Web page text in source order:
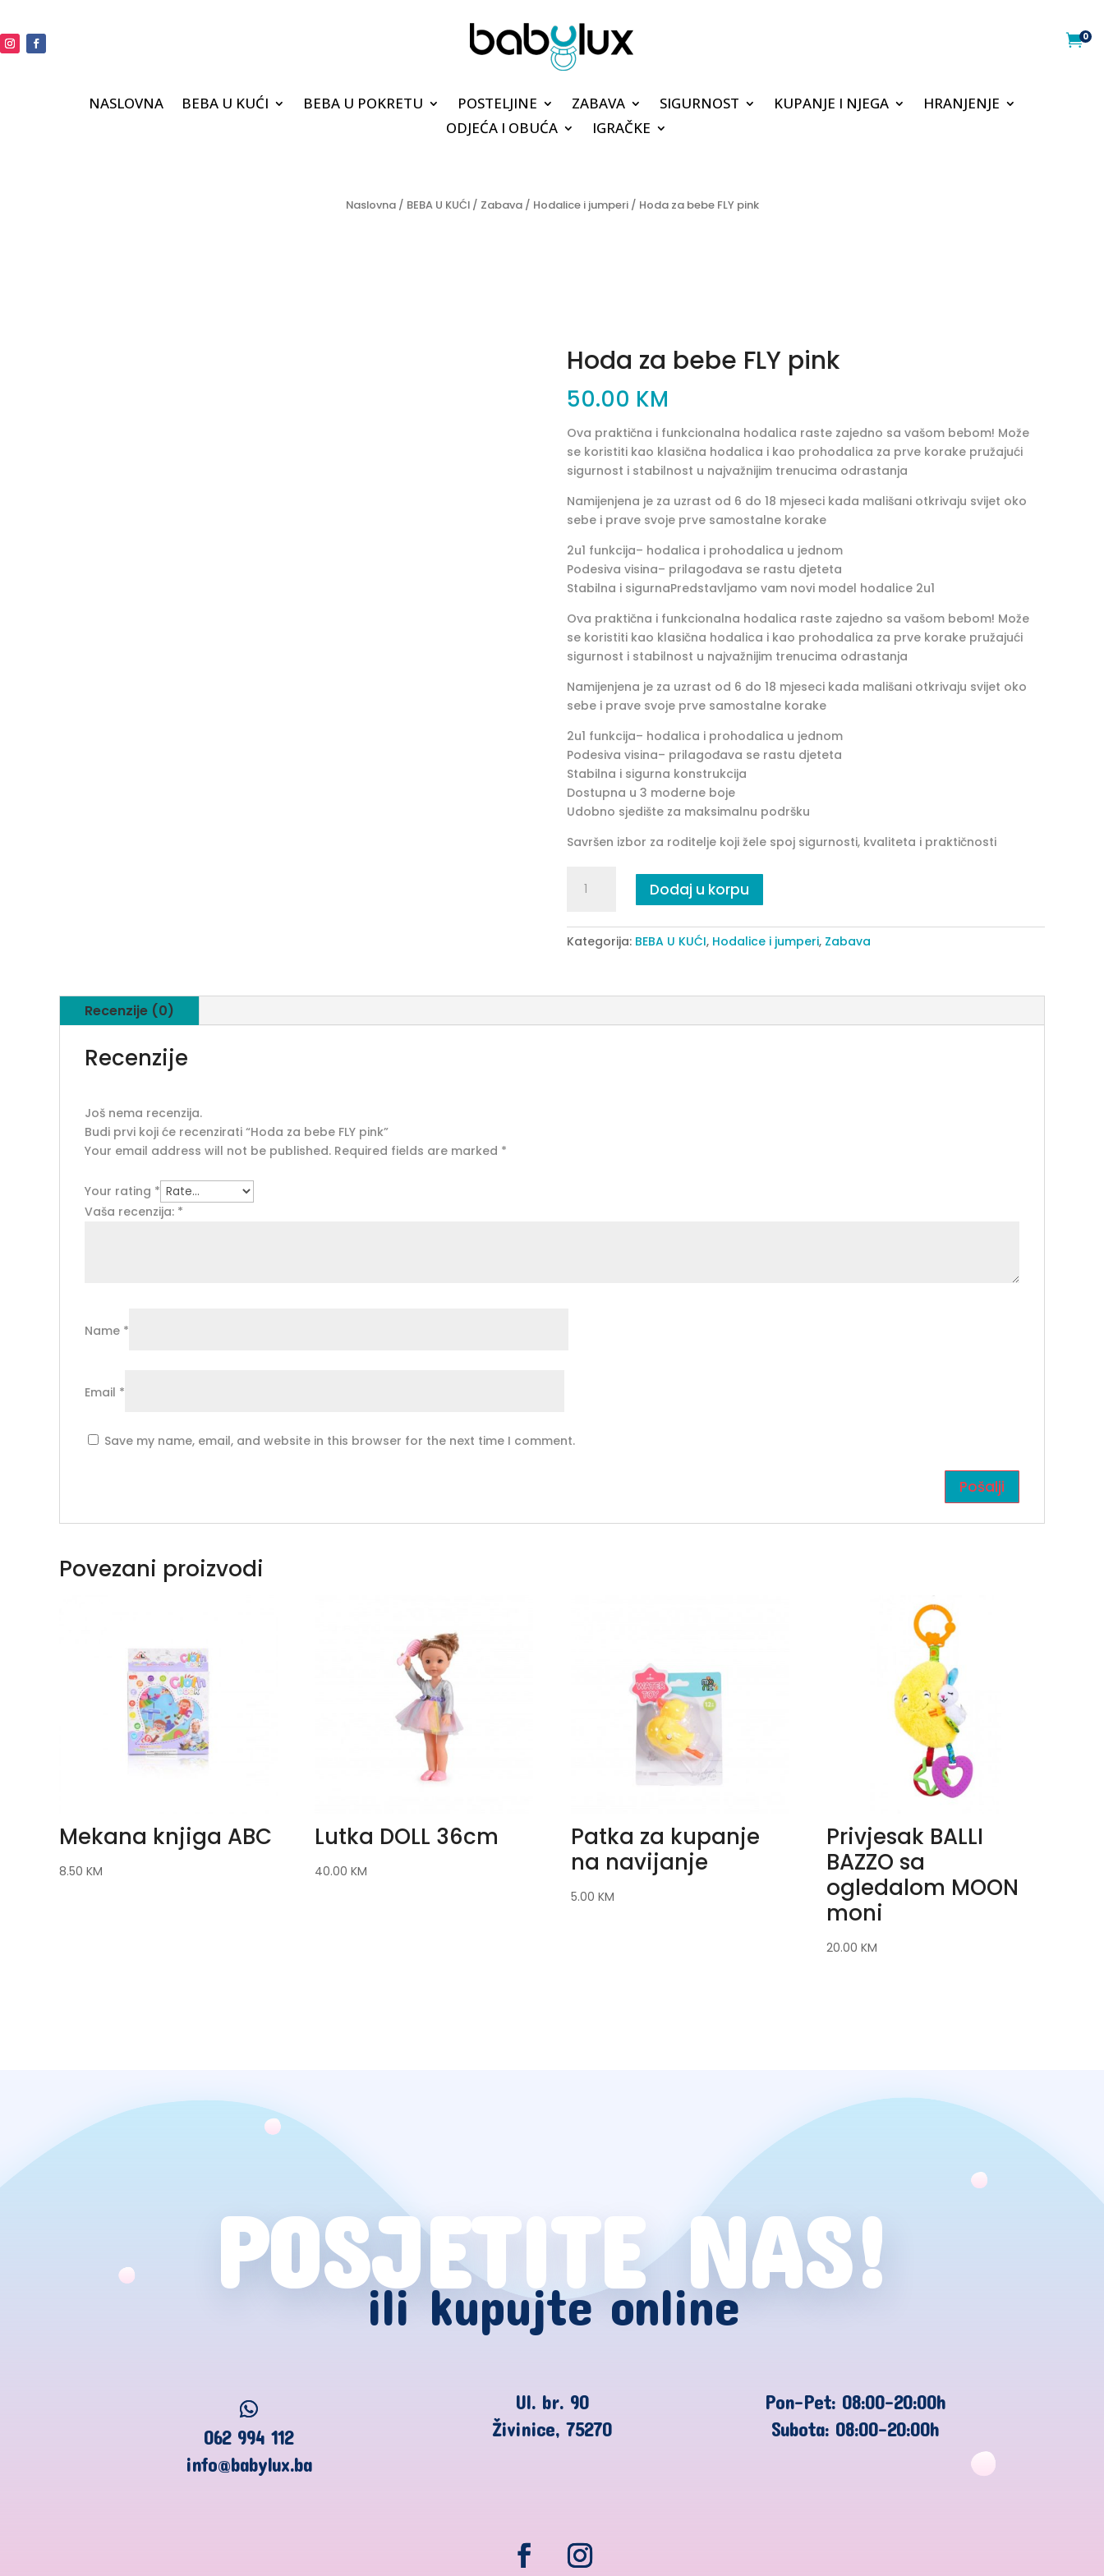
0
NASLOVNA BEBA U KUĆI BEBA U POKRETU POSTELJINE ZABAVA SIGURNOST KUPANJE I NJEGA
HRANJENJE
ODJEĆA I OBUĆA
IGRAČKE
Naslovna/ BEBA U KUĆI/ Zabava/ Hodalice i jumperi/ Hoda za bebe FLY pink
Hoda za bebe FLY pink
50.00 KM
Ova praktična i funkcionalna hodalica raste zajedno sa vašom bebom! Može
se koristiti kao klasična hodalica i kao prohodalica za prve korake pružajući
sigurnost i stabilnost u najvažnijim trenucima odrastanja
Namijenjena je za uzrast od 6 do 18 mjeseci kada mališani otkrivaju svijet oko
sebe i prave svoje prve samostalne korake
2u1 funkcija– hodalica i prohodalica u jednom
Podesiva visina– prilagođava se rastu djeteta
Stabilna i sigurnaPredstavljamo vam novi model hodalice 2u1
Ova praktična i funkcionalna hodalica raste zajedno sa vašom bebom! Može
se koristiti kao klasična hodalica i kao prohodalica za prve korake pružajući
sigurnost i stabilnost u najvažnijim trenucima odrastanja
Namijenjena je za uzrast od 6 do 18 mjeseci kada mališani otkrivaju svijet oko
sebe i prave svoje prve samostalne korake
2u1 funkcija– hodalica i prohodalica u jednom
Podesiva visina– prilagođava se rastu djeteta
Stabilna i sigurna konstrukcija
Dostupna u 3 moderne boje
Udobno sjedište za maksimalnu podršku
Savršen izbor za roditelje koji žele spoj sigurnosti, kvaliteta i praktičnosti
FLY
pink
Dodaj u korpu
Kategorija: BEBA U KUĆI, Hodalice i jumperi, Zabava
Recenzije (0)
Recenzije
Još nema recenzija.
Budi prvi koji će recenzirati “Hoda za bebe FLY pink”
Your email address will not be published. Required fields are marked *
Your rating *
Vaša recenzija: *
Name *
Email *
Save my name, email, and website in this browser for the next time I comment.
Povezani proizvodi
Mekana knjiga ABC
8.50 KM
Lutka DOLL 36cm
40.00KM
Patka za kupanje
na navijanje
5.00 KM
Privjesak BALLI
BAZZO sa
ogledalom MOON
moni
20.00KM
POSJETITE NAS!
ili kupujte online
062 994 112
info@babylux.ba
Ul. br. 90
Živinice, 75270
Pon-Pet: 08:00-20:00h
Subota: 08:00-20:00h